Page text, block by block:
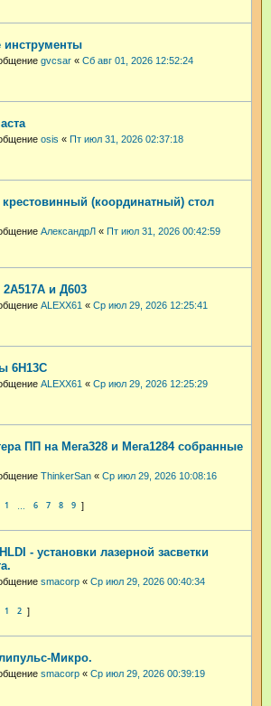
gvcsar « Сб авг 01, 2026 12:52:24
osis « Пт июл 31, 2026 02:37:18
(координатный) стол
АлександрЛ « Пт июл 31, 2026 00:42:59
и Д603
ALEXX61 « Ср июл 29, 2026 12:25:41
6Н13С
ALEXX61 « Ср июл 29, 2026 12:25:29
ПП на Мега328 и Мега1284 собранные
ThinkerSan « Ср июл 29, 2026 10:08:16
1 6 7 8 9
- установки лазерной засветки
smacorp « Ср июл 29, 2026 00:40:34
1 2
Микро.
smacorp « Ср июл 29, 2026 00:39:19